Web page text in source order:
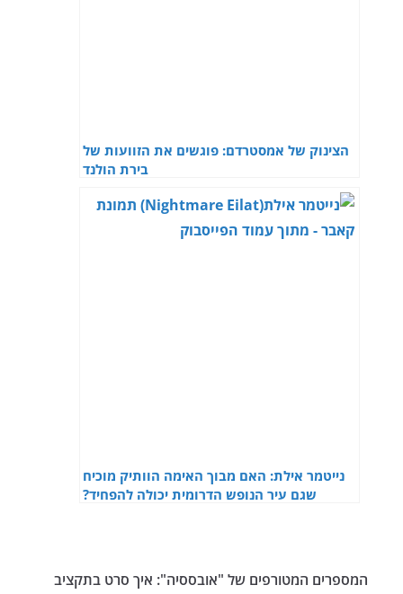
הצינוק של אמסטרדם: פוגשים את הזוועות של
בירת הולנד
נייטמר אילת: האם מבוך האימה הוותיק מוכיח
שגם עיר הנופש הדרומית יכולה להפחיד?
המספרים המטורפים של "אובססיה": איך סרט בתקציב